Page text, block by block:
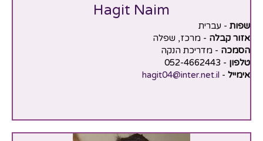
Hagit Naim
שפות - עברית
אזור קבלה - מרכז, שפלה
הסמכה - מדריכת הנקה
טלפון - 052-4662443
אימייל -
hagit04@inter.net.il